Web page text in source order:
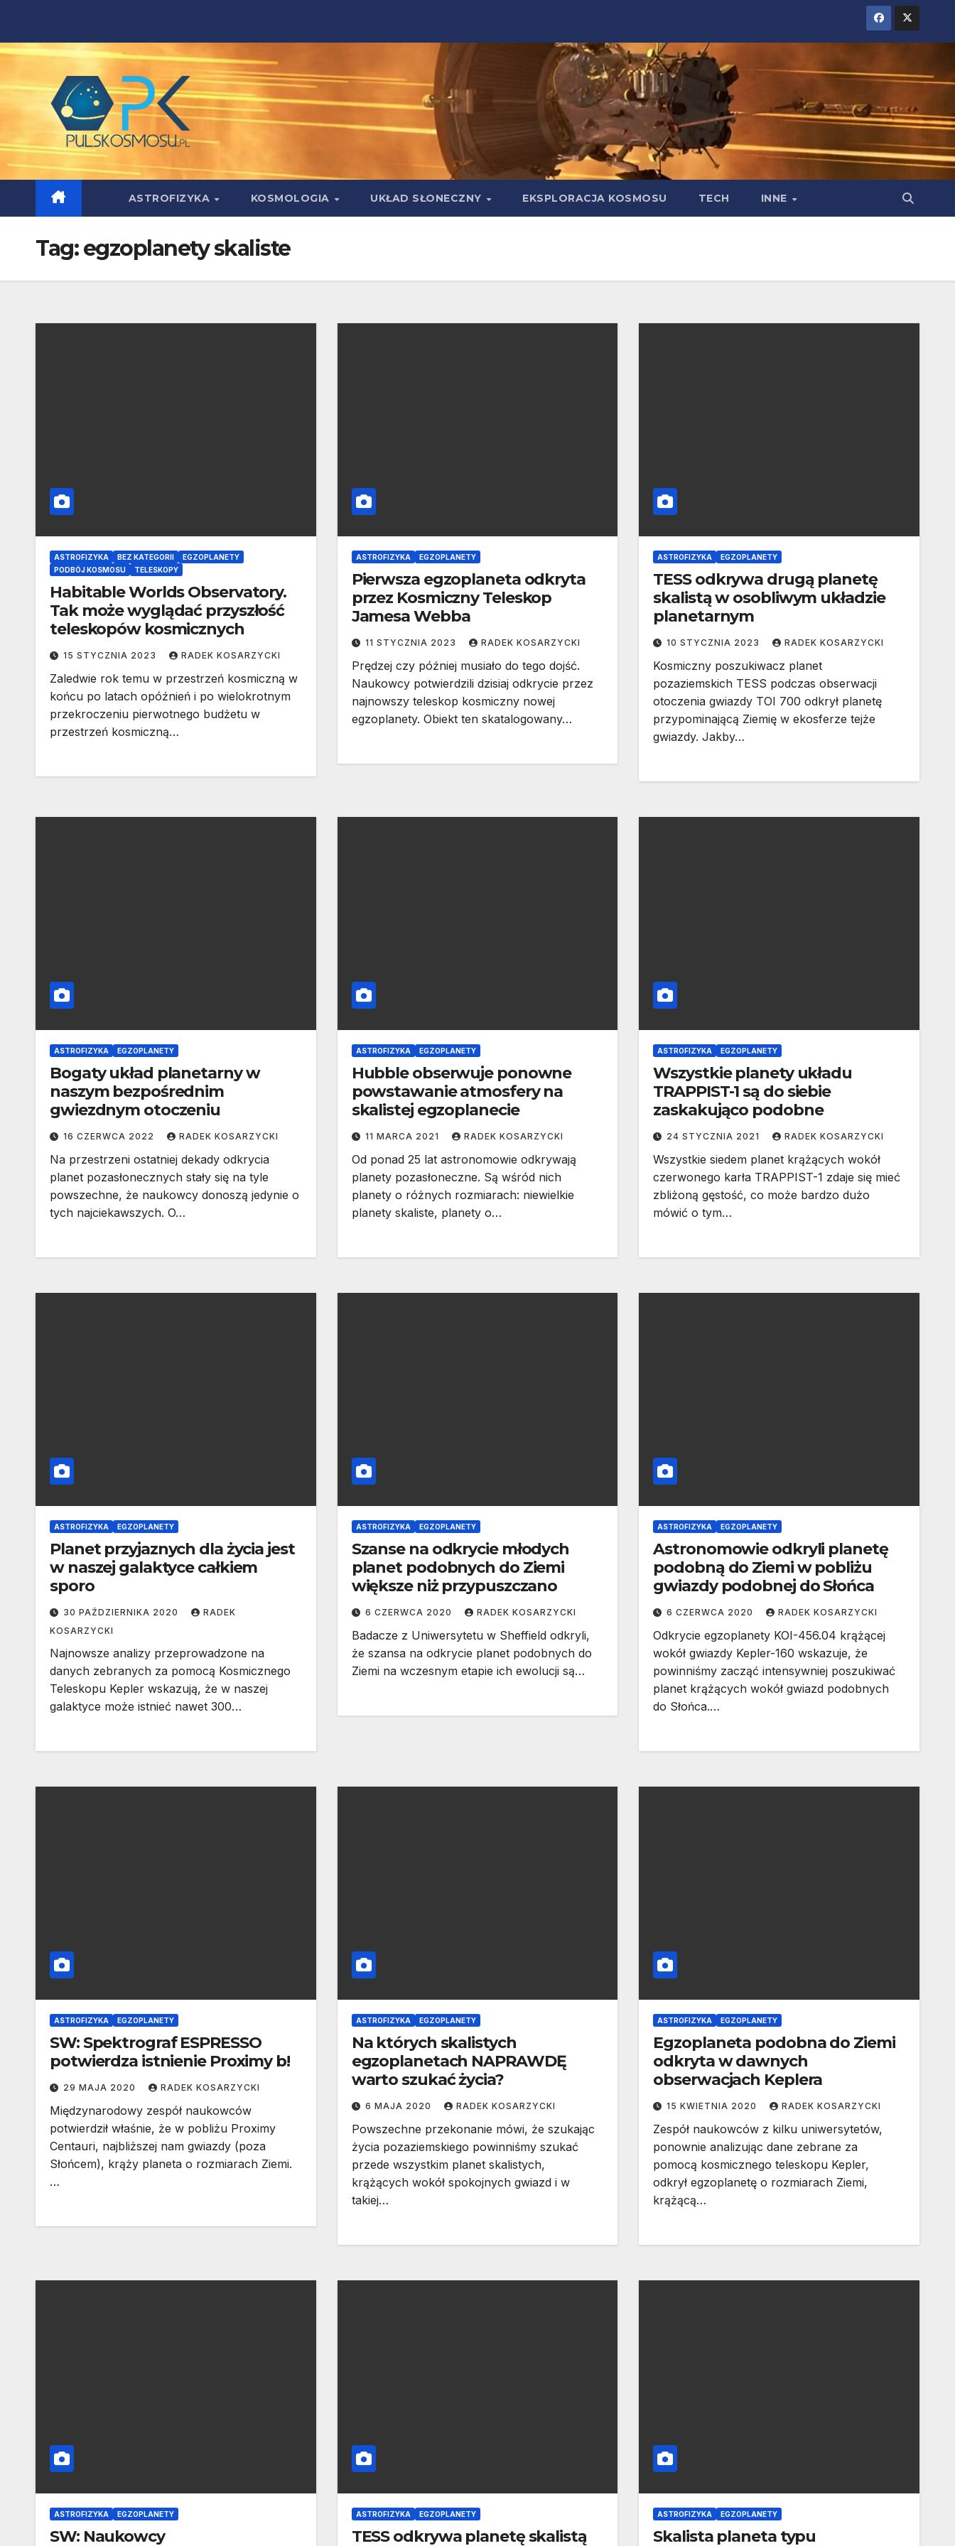
content
ASTROFIZYKA KOSMOLOGIA UKŁAD SŁONECZNY EKSPLORACJA KOSMOSU TECH INNE
Tag:egzoplanety skaliste
ASTROFIZYKA BEZ KATEGORII
EGZOPLANETY
PODBÓJ KOSMOSU
TELESKOPY
Habitable Worlds Observatory.
Tak może wyglądać przyszłość
teleskopów kosmicznych
15 STYCZNIA 2023 RADEK KOSARZYCKI
Zaledwie rok temu w przestrzeń kosmiczną w
końcu po latach opóźnień i po wielokrotnym
przekroczeniu pierwotnego budżetu w
przestrzeń kosmiczną…
ASTROFIZYKA EGZOPLANETY
Pierwsza egzoplaneta odkryta
przez Kosmiczny Teleskop
Jamesa Webba
11 STYCZNIA 2023 RADEK KOSARZYCKI
Prędzej czy później musiało do tego dojść.
Naukowcy potwierdzili dzisiaj odkrycie przez
najnowszy teleskop kosmiczny nowej
egzoplanety. Obiekt ten skatalogowany…
ASTROFIZYKA EGZOPLANETY
TESS odkrywa drugą planetę
skalistą w osobliwym układzie
planetarnym
10 STYCZNIA 2023 RADEK KOSARZYCKI
Kosmiczny poszukiwacz planet
pozaziemskich TESS podczas obserwacji
otoczenia gwiazdy TOI 700 odkrył planetę
przypominającą Ziemię w ekosferze tejże
gwiazdy. Jakby…
ASTROFIZYKA EGZOPLANETY
Bogaty układ planetarny w
naszym bezpośrednim
gwiezdnym otoczeniu
16 CZERWCA 2022 RADEK KOSARZYCKI
Na przestrzeni ostatniej dekady odkrycia
planet pozasłonecznych stały się na tyle
powszechne, że naukowcy donoszą jedynie o
tych najciekawszych. O…
ASTROFIZYKA EGZOPLANETY
Hubble obserwuje ponowne
powstawanie atmosfery na
skalistej egzoplanecie
11 MARCA 2021 RADEK KOSARZYCKI
Od ponad 25 lat astronomowie odkrywają
planety pozasłoneczne. Są wśród nich
planety o różnych rozmiarach: niewielkie
planety skaliste, planety o…
ASTROFIZYKA EGZOPLANETY
Wszystkie planety układu
TRAPPIST-1 są do siebie
zaskakująco podobne
24 STYCZNIA 2021 RADEK KOSARZYCKI
Wszystkie siedem planet krążących wokół
czerwonego karła TRAPPIST-1 zdaje się mieć
zbliżoną gęstość, co może bardzo dużo
mówić o tym…
ASTROFIZYKA EGZOPLANETY
Planet przyjaznych dla życia jest
w naszej galaktyce całkiem
sporo
30 PAŹDZIERNIKA 2020
RADEK
KOSARZYCKI
Najnowsze analizy przeprowadzone na
danych zebranych za pomocą Kosmicznego
Teleskopu Kepler wskazują, że w naszej
galaktyce może istnieć nawet 300…
ASTROFIZYKA EGZOPLANETY
Szanse na odkrycie młodych
planet podobnych do Ziemi
większe niż przypuszczano
6 CZERWCA 2020 RADEK KOSARZYCKI
Badacze z Uniwersytetu w Sheffield odkryli,
że szansa na odkrycie planet podobnych do
Ziemi na wczesnym etapie ich ewolucji są…
ASTROFIZYKA EGZOPLANETY
Astronomowie odkryli planetę
podobną do Ziemi w pobliżu
gwiazdy podobnej do Słońca
6 CZERWCA 2020 RADEK KOSARZYCKI
Odkrycie egzoplanety KOI-456.04 krążącej
wokół gwiazdy Kepler-160 wskazuje, że
powinniśmy zacząć intensywniej poszukiwać
planet krążących wokół gwiazd podobnych
do Słońca.…
ASTROFIZYKA EGZOPLANETY
SW: Spektrograf ESPRESSO
potwierdza istnienie Proximy b!
29 MAJA 2020 RADEK KOSARZYCKI
Międzynarodowy zespół naukowców
potwierdził właśnie, że w pobliżu Proximy
Centauri, najbliższej nam gwiazdy (poza
Słońcem), krąży planeta o rozmiarach Ziemi.
…
ASTROFIZYKA EGZOPLANETY
Na których skalistych
egzoplanetach NAPRAWDĘ
warto szukać życia?
6 MAJA 2020 RADEK KOSARZYCKI
Powszechne przekonanie mówi, że szukając
życia pozaziemskiego powinniśmy szukać
przede wszystkim planet skalistych,
krążących wokół spokojnych gwiazd i w
takiej…
ASTROFIZYKA EGZOPLANETY
Egzoplaneta podobna do Ziemi
odkryta w dawnych
obserwacjach Keplera
15 KWIETNIA 2020 RADEK KOSARZYCKI
Zespół naukowców z kilku uniwersytetów,
ponownie analizując dane zebrane za
pomocą kosmicznego teleskopu Kepler,
odkrył egzoplanetę o rozmiarach Ziemi,
krążącą…
ASTROFIZYKA EGZOPLANETY
SW: Naukowcy
ASTROFIZYKA EGZOPLANETY
TESS odkrywa planetę skalistą
ASTROFIZYKA EGZOPLANETY
Skalista planeta typu